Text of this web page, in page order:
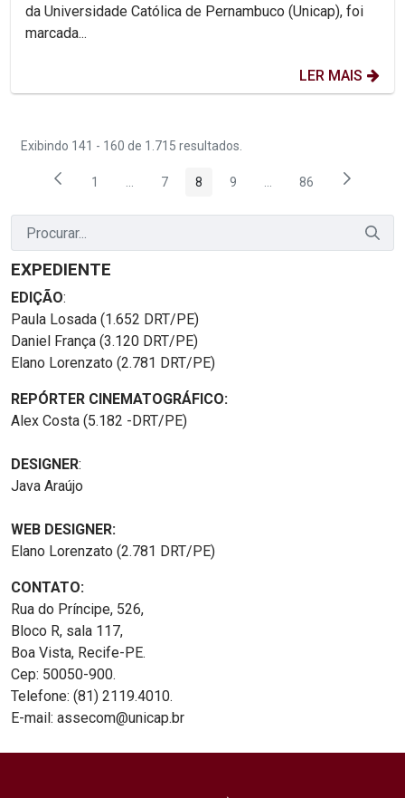
da Universidade Católica de Pernambuco (Unicap), foi
marcada...
LER MAIS
Exibindo 141 - 160 de 1.715 resultados.
Página
1 ...Páginas intermediárias Usar ABA para navegar.
Página
7 Página
8 Página
9 ...Páginas intermediárias
Página
86
EXPEDIENTE
EDIÇÃO:
Paula Losada (1.652 DRT/PE)
Daniel França (3.120 DRT/PE)
Elano Lorenzato (2.781 DRT/PE)
REPÓRTER CINEMATOGRÁFICO:
Alex Costa (5.182 -DRT/PE)
DESIGNER:
Java Araújo
WEB DESIGNER:
Elano Lorenzato (2.781 DRT/PE)
CONTATO:
Rua do Príncipe, 526,
Bloco R, sala 117,
Boa Vista, Recife-PE.
Cep: 50050-900.
Telefone: (81) 2119.4010.
E-mail: assecom@unicap.br